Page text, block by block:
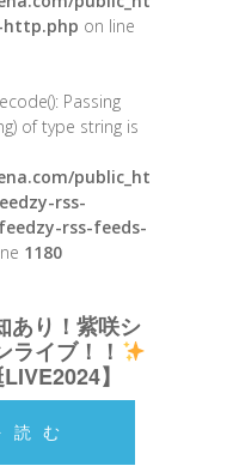
http.php on line
Passing
of type string is
public_ht
rss-
rss-feeds-
1180
あり！紫咲シ
イブ！！
】
読む